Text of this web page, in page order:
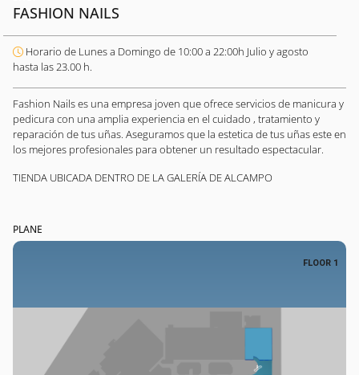
FASHION NAILS
Horario de Lunes a Domingo de 10:00 a 22:00h Julio y agosto
hasta las 23.00 h.
Fashion Nails es una empresa joven que ofrece servicios de manicura y
pedicura con una amplia experiencia en el cuidado , tratamiento y
reparación de tus uñas. Aseguramos que la estetica de tus uñas este en
los mejores profesionales para obtener un resultado espectacular.
TIENDA UBICADA DENTRO DE LA GALERÍA DE ALCAMPO
PLANE